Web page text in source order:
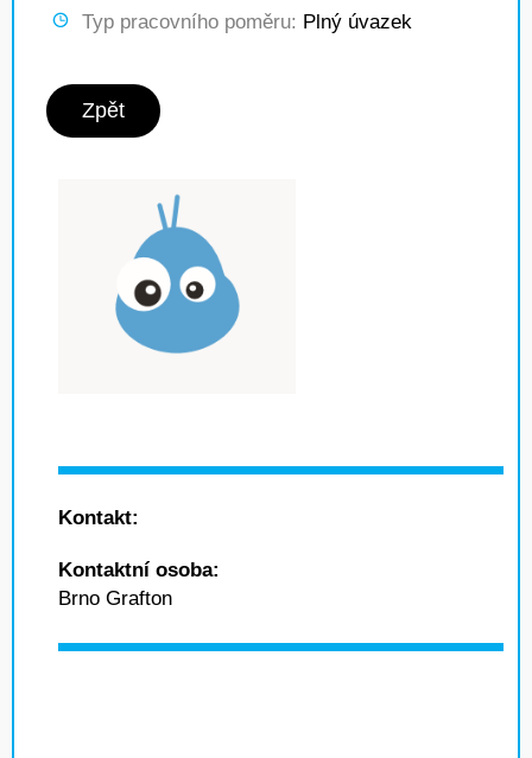
Typ pracovního poměru: Plný úvazek
Zpět
Kontakt:
Kontaktní osoba:
Brno Grafton